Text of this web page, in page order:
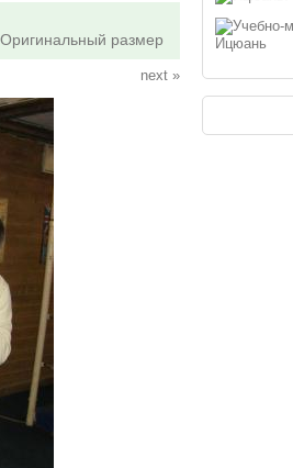
Оригинальный размер
next »